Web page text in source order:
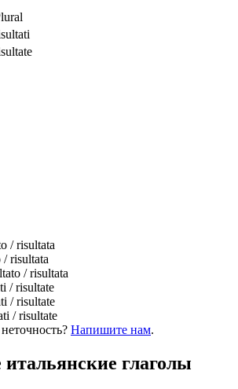
/ risultata
/ risultata
/ risultata
/ risultate
/ risultate
/ risultate
Напишите нам.
глаголы